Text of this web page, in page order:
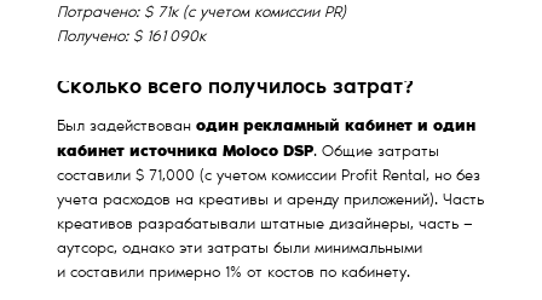
Потрачено: $ 71к (с учетом комиссии PR)
Получено: $ 161 090к
Сколько всего получилось затрат?
Был задействован один рекламный кабинет и один
кабинет источника Moloco DSP. Общие затраты
составили $ 71,000 (с учетом комиссии Profit Rental, но без
учета расходов на креативы и аренду приложений). Часть
креативов разрабатывали штатные дизайнеры, часть —
аутсорс, однако эти затраты были минимальными
и составили примерно 1% от костов по кабинету.